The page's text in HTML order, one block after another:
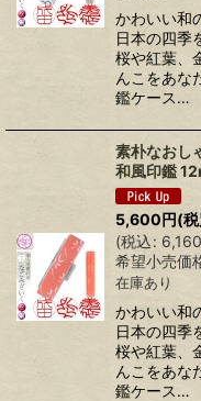
かわいい和
日本の四季
桜や紅葉、
んこをあな
鑑ケース…
素朴なおし
和風印鑑
5,600円(
(税込: 6,160
希望小売価
在庫あり
かわいい和
日本の四季
桜や紅葉、
んこをあな
鑑ケース…